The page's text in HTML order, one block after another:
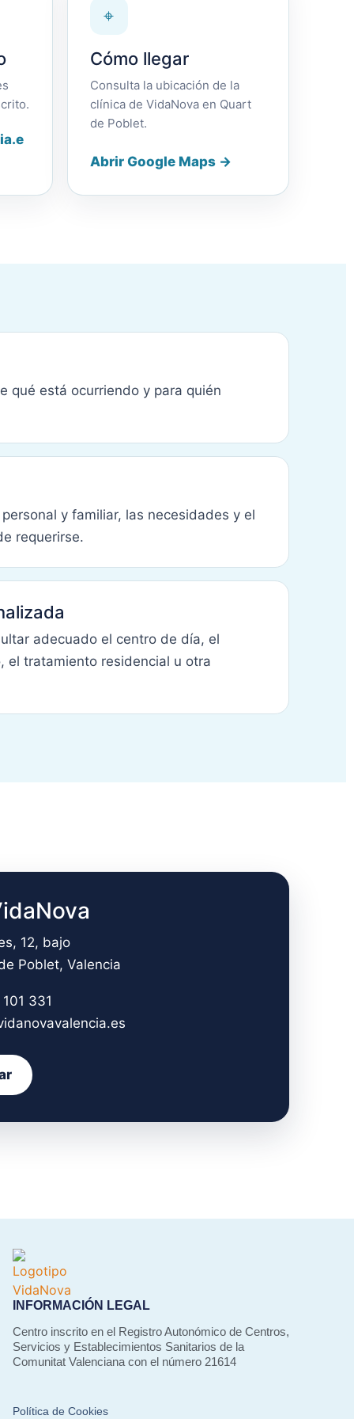
⌖
Cómo llegar
Consulta la ubicación de la
clínica de VidaNova en Quart
de Poblet.
Abrir Google Maps →
qué está ocurriendo y para quién
y familiar, las necesidades y el
requerirse.
adecuado el centro de día, el
el tratamiento residencial u otra
12, bajo
Poblet, Valencia
331
INFORMACIÓN LEGAL
Centro inscrito en el Registro Autonómico de Centros,
Servicios y Establecimientos Sanitarios de la
Comunitat Valenciana con el número 21614
Política de Cookies